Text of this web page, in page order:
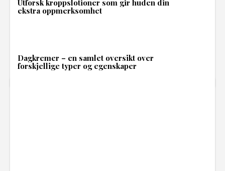
Utforsk kroppslotioner som gir huden din
ekstra oppmerksomhet
Dagkremer – en samlet oversikt over
forskjellige typer og egenskaper